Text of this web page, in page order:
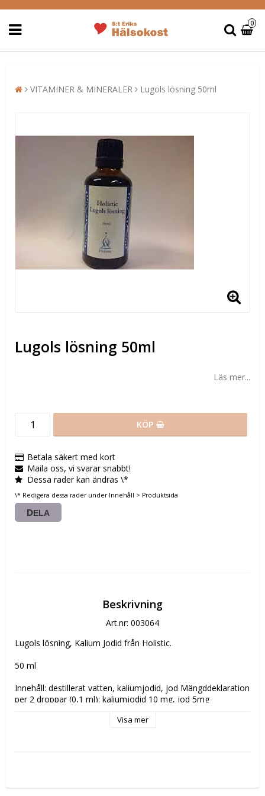
0
VITAMINER & MINERALER Lugols lösning 50ml
Lugols lösning 50ml
Läs mer...
KÖP
Betala säkert med kort
Maila oss, vi svarar snabbt!
Dessa rader kan ändras \*
\* Redigera dessa rader under Innehåll > Produktsida
DELA
Beskrivning
Art.nr: 003064
Lugols lösning, Kalium Jodid från Holistic.
50 ml
Innehåll: destillerat vatten, kaliumjodid, jod Mängddeklaration
per 2 droppar (0,1 ml): kaliumjodid 10 mg, jod 5mg
Vid användning av vuxna utvärtes bruk: 2-4 droppar (0,1-0,2
produkt!
Visa mer